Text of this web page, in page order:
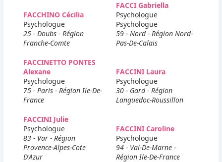
FACCHINO Cécilia
Psychologue
25 - Doubs - Région
Franche-Comte
FACCI Gabriella
Psychologue
Psychologue
59 - Nord - Région Nord-
Pas-De-Calais
FACCINETTO PONTES
Alexane
Psychologue
75 - Paris - Région Ile-De-
France
FACCINI Laura
Psychologue
30 - Gard - Région
Languedoc-Roussillon
FACCINI Julie
Psychologue
83 - Var - Région
Provence-Alpes-Cote
D'Azur
FACCINI Caroline
Psychologue
94 - Val-De-Marne -
Région Ile-De-France